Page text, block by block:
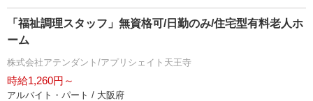
「福祉調理スタッフ」無資格可/日勤のみ/住宅型有料老人ホ
ーム
株式会社アテンダント/アプリシェイト天王寺
時給1,260円～
アルバイト・パート / 大阪府